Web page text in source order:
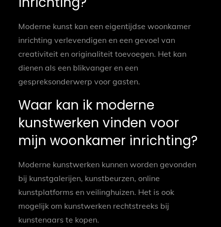
Moderne kunst kan een eigentijdse woonkamer
inrichting verlevendigen en een gevoel van
creativiteit en originaliteit toevoegen. Het kan
dienen als een blikvanger en een
gespreksonderwerp voor gasten.
Waar kan ik moderne
kunstwerken vinden voor
mijn woonkamer inrichting?
Moderne kunstwerken kunnen worden gevonden
bij kunstgalerijen, kunstbeurzen, online
kunstplatforms en veilinghuizen. Het is ook
mogelijk om kunstwerken rechtstreeks bij
kunstenaars te kopen.